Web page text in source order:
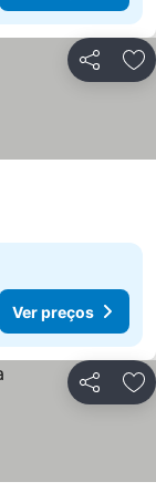
Partilhar
Ver preços
Partilhar